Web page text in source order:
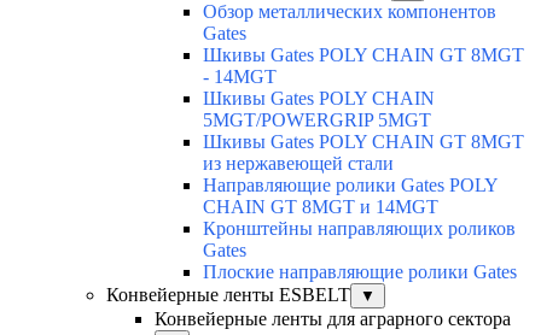
Обзор металлических компонентов
Gates
Шкивы Gates POLY CHAIN GT 8MGT
- 14MGT
Шкивы Gates POLY CHAIN
5MGT/POWERGRIP 5MGT
Шкивы Gates POLY CHAIN GT 8MGT
из нержавеющей стали
Направляющие ролики Gates POLY
CHAIN GT 8MGT и 14MGT
Кронштейны направляющих роликов
Gates
Плоские направляющие ролики Gates
Конвейерные ленты ESBELT
▼
Конвейерные ленты для аграрного сектора